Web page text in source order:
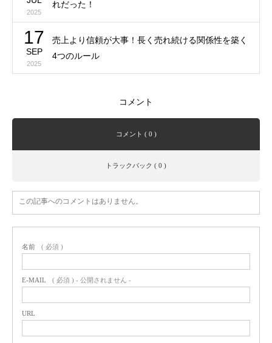
2025
れだった！
17
SEP
2025
売上より信頼が大事！長く売れ続ける関係性を築く
4つのルール
コメント
コメント ( 0 )
トラックバック ( 0 )
この記事へのコメントはありません。
名前 ( 必須 )
E-MAIL ( 必須 ) - 公開されません -
URL